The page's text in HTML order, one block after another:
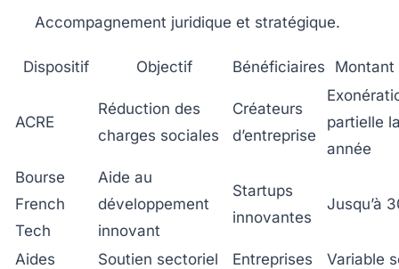
Accompagnement juridique et stratégique.
Dispositif Objectif Bénéficiaires
ACRE
Réduction des
charges sociales
Créateurs
d’entreprise
partielle
année
Bourse
French
Tech
Aide au
développement
innovant
Startups
innovantes
Jusqu’à
Aides
Soutien sectoriel
Entreprises
Variable